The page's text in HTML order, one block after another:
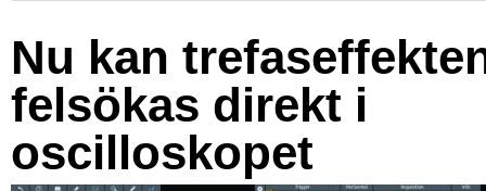
Nu kan
felsökas direkt i
oscilloskopet